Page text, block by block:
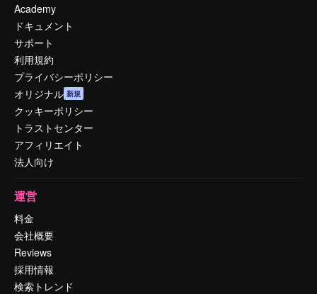
Academy
ドキュメント
サポート
利用規約
プライバシーポリシー
オリジナル 新規
クッキーポリシー
トラストセンター
アフィリエイト
法人向け
運営
料金
会社概要
Reviews
採用情報
検索トレンド